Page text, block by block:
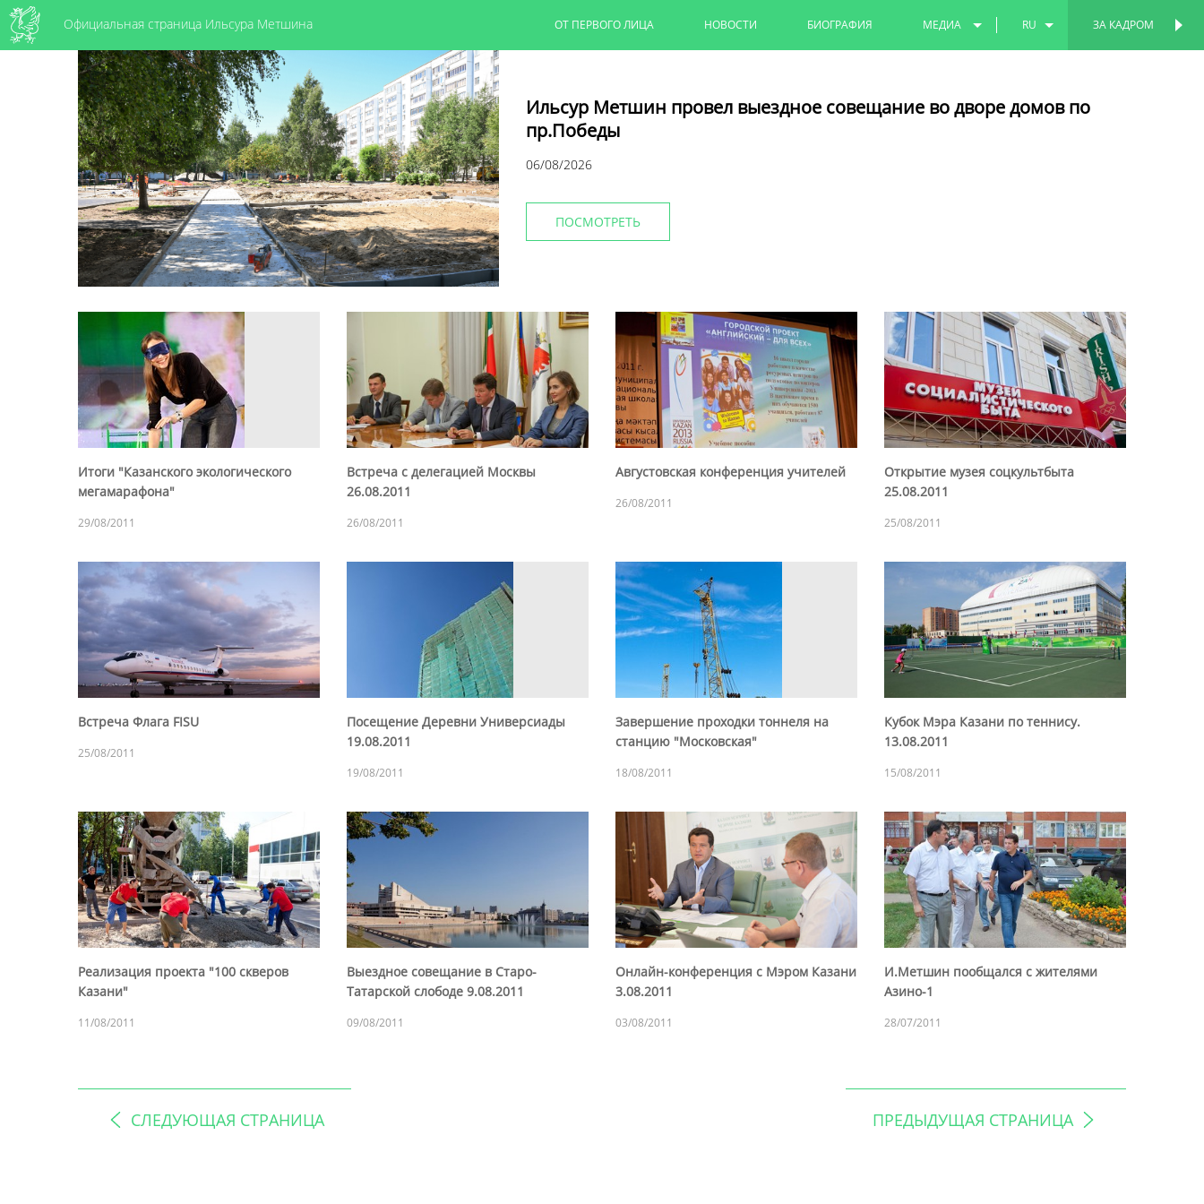
Официальная страница Ильсура Метшина ЗА КАДРОМ
ОТ ПЕРВОГО ЛИЦА НОВОСТИ БИОГРАФИЯ МЕДИА RU
Ильсур Метшин провел выездное совещание во дворе домов по
пр.Победы
06/08/2026
ПОСМОТРЕТЬ
Итоги "Казанского экологического
мегамарафона"
29/08/2011
Встреча с делегацией Москвы
26.08.2011
26/08/2011
Августовская конференция учителей
26/08/2011
Открытие музея соцкультбыта
25.08.2011
25/08/2011
Встреча Флага FISU
25/08/2011
Посещение Деревни Универсиады
19.08.2011
19/08/2011
Завершение проходки тоннеля на
станцию "Московская"
18/08/2011
Кубок Мэра Казани по теннису.
13.08.2011
15/08/2011
Реализация проекта "100 скверов
Казани"
11/08/2011
Выездное совещание в Старо-
Татарской слободе 9.08.2011
09/08/2011
Онлайн-конференция с Мэром Казани
3.08.2011
03/08/2011
И.Метшин пообщался с жителями
Азино-1
28/07/2011
СЛЕДУЮЩАЯ СТРАНИЦА ПРЕДЫДУЩАЯ СТРАНИЦА
ПЕРСОНАЛЬНАЯ